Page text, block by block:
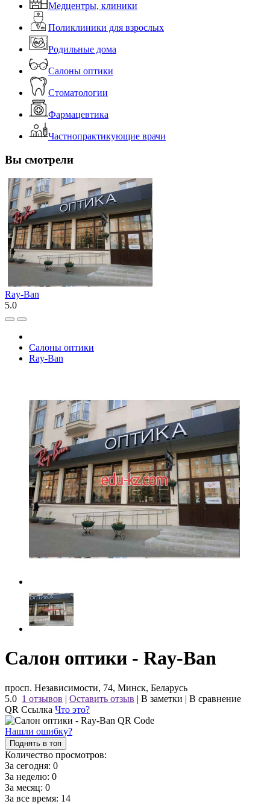
Медцентры, клиники
Поликлиники для взрослых
Родильные дома
Салоны оптики
Стоматологии
Фармацевтика
Частнопрактикующие врачи
Вы смотрели
Ray-Ban
5.0
Салоны оптики
Ray-Ban
Салон оптики - Ray-Ban
просп. Независимости, 74, Минск, Беларусь
5.0 1 отзывов | Оставить отзыв | В заметки | В сравнение
QR Ссылка Что это?
Нашли ошибку?
Поднять в топ
Количество просмотров:
За сегодня: 0
За неделю: 0
За месяц: 0
За все время: 14